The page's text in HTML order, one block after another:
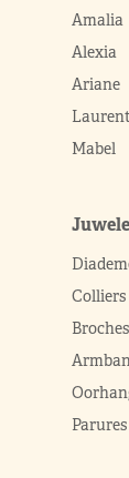
Amalia
Alexia
Ariane
Mabel
Colliers
Broches
Parures